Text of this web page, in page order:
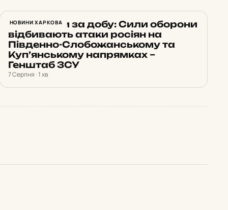
НОВИНИ ХАРКОВА
22 штурми за добу: Сили оборони
відбивають атаки росіян на
Південно-Слобожанському та
Куп’янському напрямках –
Генштаб ЗСУ
7 Серпня · 1 хв